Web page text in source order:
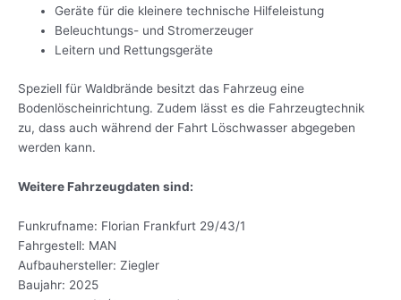
Geräte für die kleinere technische Hilfeleistung
Beleuchtungs- und Stromerzeuger
Leitern und Rettungsgeräte
Speziell für Waldbrände besitzt das Fahrzeug eine
Bodenlöscheinrichtung. Zudem lässt es die Fahrzeugtechnik
zu, dass auch während der Fahrt Löschwasser abgegeben
werden kann.
Weitere Fahrzeugdaten sind:
Funkrufname: Florian Frankfurt 29/43/1
Fahrgestell: MAN
Aufbauhersteller: Ziegler
Baujahr: 2025